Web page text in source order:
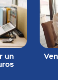
un